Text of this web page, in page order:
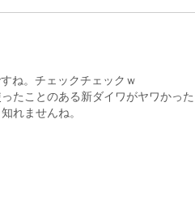
ね。チェックチェックｗ
たことのある新ダイワがヤワかっ
れませんね。